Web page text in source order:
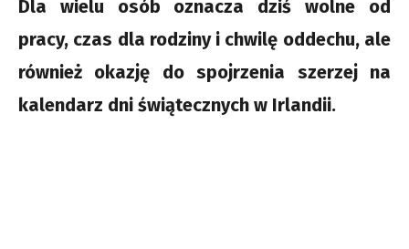
Dla wielu osób oznacza dziś wolne od
pracy, czas dla rodziny i chwilę oddechu, ale
również okazję do spojrzenia szerzej na
kalendarz dni świątecznych w Irlandii.